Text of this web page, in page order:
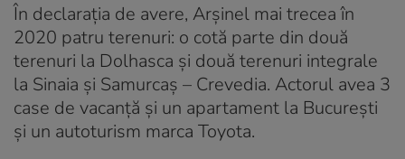
În declarația de avere, Arșinel mai trecea în
2020 patru terenuri: o cotă parte din două
terenuri la Dolhasca şi două terenuri integrale
la Sinaia şi Samurcaş – Crevedia. Actorul avea 3
case de vacanţă şi un apartament la Bucureşti
şi un autoturism marca Toyota.